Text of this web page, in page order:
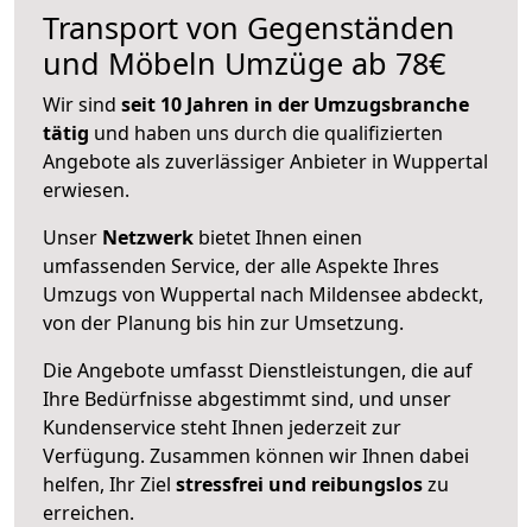
Transport von Gegenständen
und Möbeln Umzüge ab 78€
Wir sind seit 10 Jahren in der Umzugsbranche
tätig und haben uns durch die qualifizierten
Angebote als zuverlässiger Anbieter in Wuppertal
erwiesen.
Unser Netzwerk bietet Ihnen einen
umfassenden Service, der alle Aspekte Ihres
Umzugs von Wuppertal nach Mildensee abdeckt,
von der Planung bis hin zur Umsetzung.
Die Angebote umfasst Dienstleistungen, die auf
Ihre Bedürfnisse abgestimmt sind, und unser
Kundenservice steht Ihnen jederzeit zur
Verfügung. Zusammen können wir Ihnen dabei
helfen, Ihr Ziel stressfrei und reibungsloszu
erreichen.